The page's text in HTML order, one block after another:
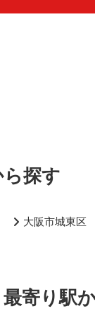
探す
大阪市城東区
寄り駅